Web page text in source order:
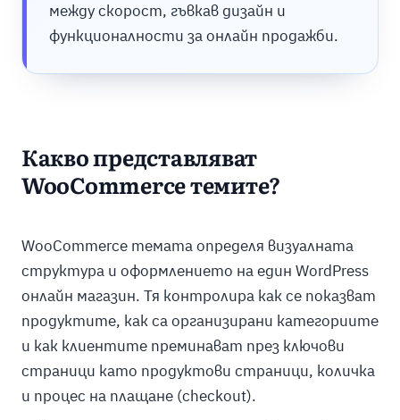
между скорост, гъвкав дизайн и
функционалности за онлайн продажби.
Какво представляват
WooCommerce темите?
WooCommerce темата определя визуалната
структура и оформлението на един WordPress
онлайн магазин. Тя контролира как се показват
продуктите, как са организирани категориите
и как клиентите преминават през ключови
страници като продуктови страници, количка
и процес на плащане (checkout).